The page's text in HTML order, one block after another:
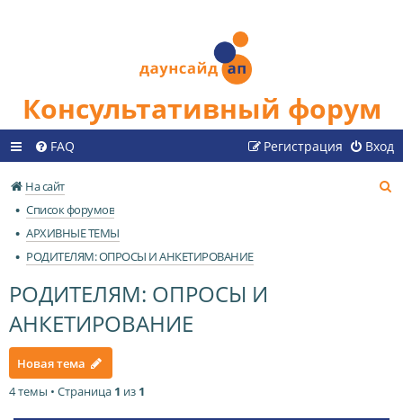
Консультативный форум
FAQ Вход
Регистрация
На сайт
Список форумов
АРХИВНЫЕ ТЕМЫ
РОДИТЕЛЯМ: ОПРОСЫ И АНКЕТИРОВАНИЕ
РОДИТЕЛЯМ: ОПРОСЫ И
АНКЕТИРОВАНИЕ
Новая тема
4 темы • Страница 1 из 1